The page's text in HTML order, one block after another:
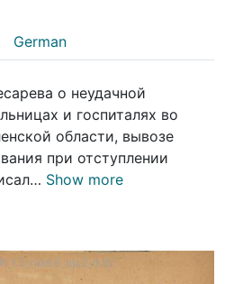
German
о неудачной
и госпиталях во
области, вывозе
при отступлении
Show more